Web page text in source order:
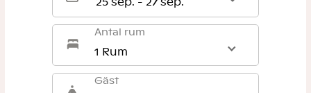
Antal rum
1 Rum
Gäst